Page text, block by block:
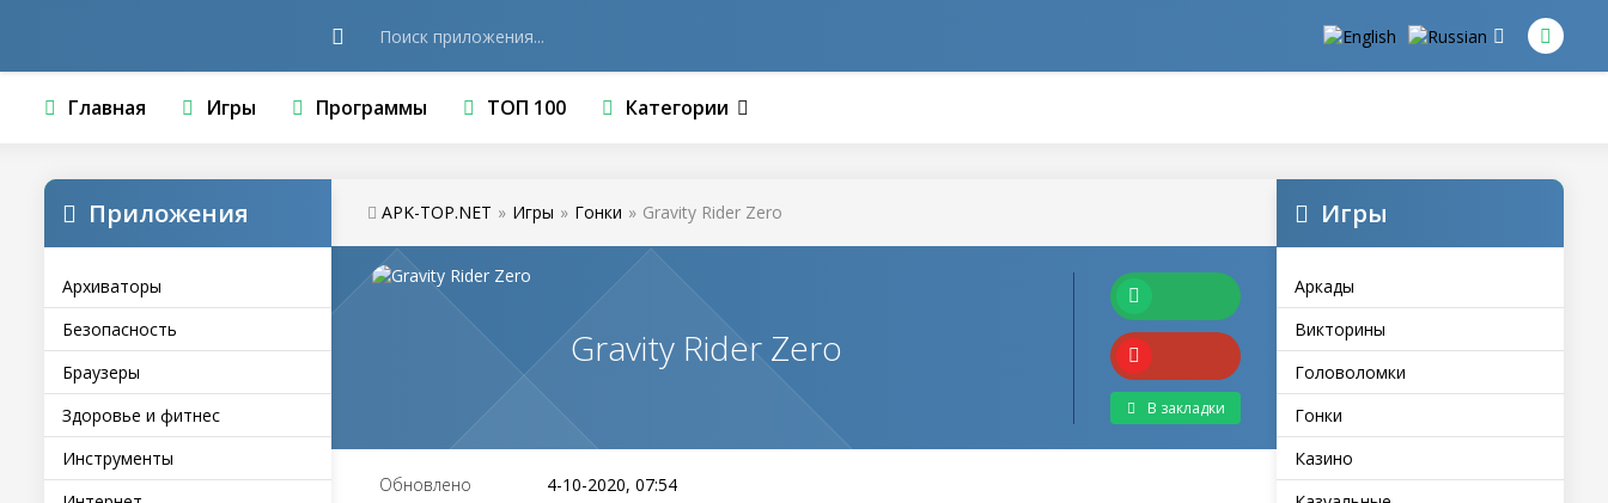
Главная Игры Программы ТОП 100 Категории
Приложения
Архиваторы
Безопасность
Браузеры
Здоровье и фитнес
Инструменты
Игры
Аркады
Викторины
Головоломки
Гонки
Казино
APK-TOP.NET » Игры » Гонки » Gravity Rider Zero
Gravity Rider Zero
В закладки
Обновлено 4-10-2020, 07:54